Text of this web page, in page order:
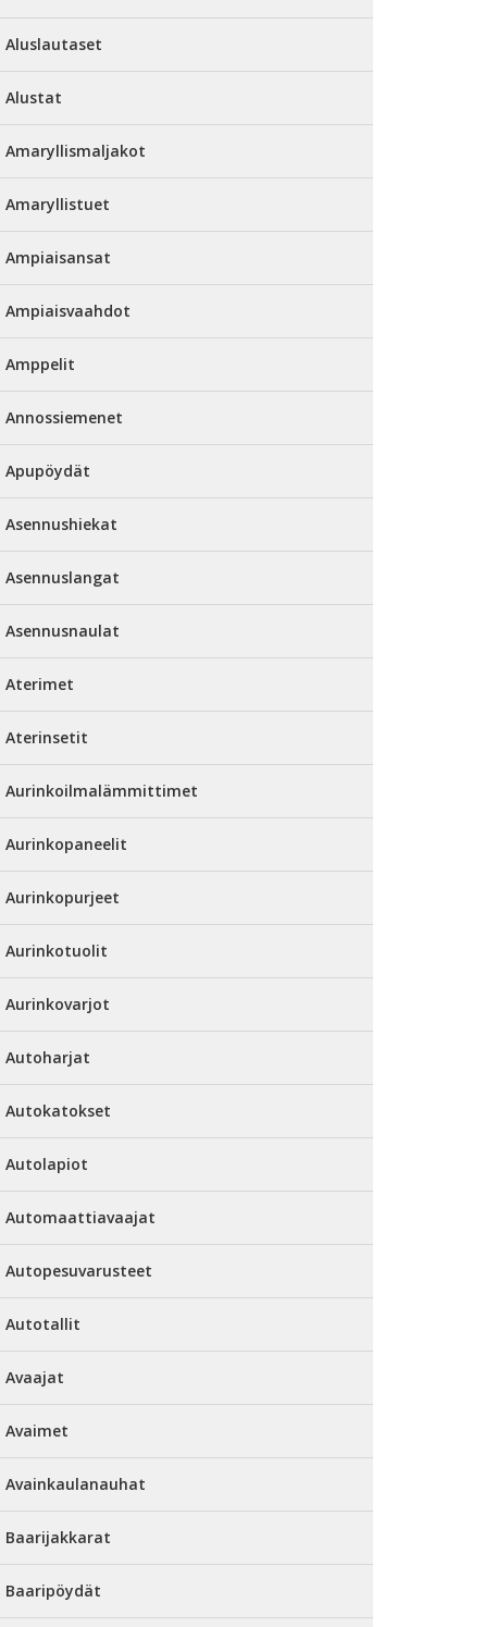
Aluslautaset
Alustat
Amaryllismaljakot
Amaryllistuet
Ampiaisansat
Ampiaisvaahdot
Amppelit
Annossiemenet
Apupöydät
Asennushiekat
Asennuslangat
Asennusnaulat
Aterimet
Aterinsetit
Aurinkoilmalämmittimet
Aurinkopaneelit
Aurinkopurjeet
Aurinkotuolit
Aurinkovarjot
Autoharjat
Autokatokset
Autolapiot
Automaattiavaajat
Autopesuvarusteet
Autotallit
Avaajat
Avaimet
Avainkaulanauhat
Baarijakkarat
Baaripöydät